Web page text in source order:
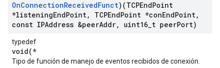
OnConnectionReceivedFunct)(TCPEndPoint
*listeningEndPoint, TCPEndPoint *conEndPoint,
const IPAddress &peerAddr, uint16 t peerPort)
typedef
void(*
Tipo de función de manejo de eventos recibidos de conexión.